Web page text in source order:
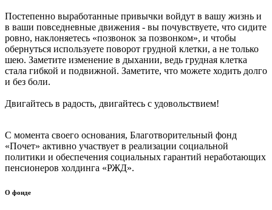
Постепенно выработанные привычки войдут в вашу жизнь и
в ваши повседневные движения - вы почувствуете, что сидите
ровно, наклоняетесь «позвонок за позвонком», и чтобы
обернуться используете поворот грудной клетки, а не только
шею. Заметите изменение в дыхании, ведь грудная клетка
стала гибкой и подвижной. Заметите, что можете ходить долго
и без боли.
Двигайтесь в радость, двигайтесь с удовольствием!
С момента своего основания, Благотворительный фонд
«Почет» активно участвует в реализации социальной
политики и обеспечения социальных гарантий неработающих
пенсионеров холдинга «РЖД».
О фонде